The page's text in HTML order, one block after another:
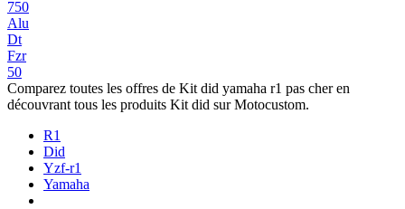
750
Alu
Dt
Fzr
50
Comparez toutes les offres de Kit did yamaha r1 pas cher en
découvrant tous les produits Kit did sur Motocustom.
R1
Did
Yzf-r1
Yamaha